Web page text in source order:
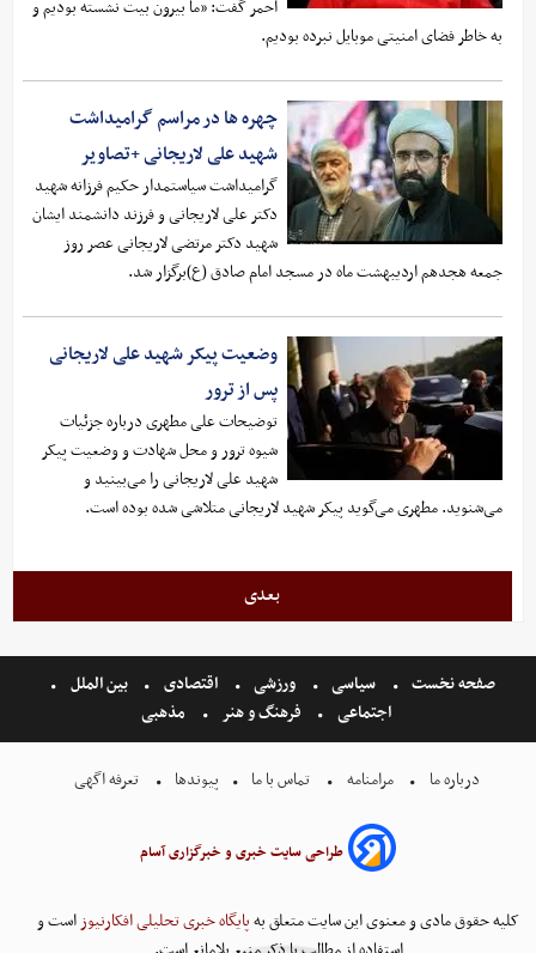
احمر گفت: «ما بیرون بیت نشسته بودیم و
به خاطر فضای امنیتی موبایل نبرده بودیم.
چهره ها در مراسم گرامیداشت
شهید علی لاریجانی +تصاویر
گرامیداشت سیاستمدار حکیم فرزانه شهید
دکتر علی لاریجانی و فرزند دانشمند ایشان
شهید دکتر مرتضی لاریجانی عصر روز
جمعه هجدهم اردیبهشت ماه در مسجد امام صادق (ع)برگزار شد.
وضعیت پیکر شهید علی لاریجانی
پس از ترور
توضیحات علی مطهری درباره جزئیات
شیوه ترور و محل شهادت و وضعیت پیکر
شهید علی لاریجانی را می‌بینید و
می‌شنوید. مطهری می‌گوید پیکر شهید لاریجانی متلاشی شده بوده است.
بعدی
صفحه نخست سیاسی ورزشی اقتصادی
بین الملل
اجتماعی
فرهنگ و هنر مذهبی
درباره ما مرامنامه تماس با ما پیوندها تعرفه اگهی
طراحی سایت خبری و خبرگزاری آسام
کلیه حقوق مادی و معنوی این سایت متعلق بهپایگاه خبری تحلیلی افکارنیوزاست و